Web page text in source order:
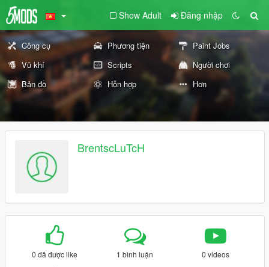
Show Adult Đăng nhập
Công cụ Phương tiện
Paint Jobs
Vũ khí
Scripts
Người chơi
Bản đồ
Hỗn hợp Hơn
BrentscLuTcH
0 đã được like 1 bình luận 0 videos